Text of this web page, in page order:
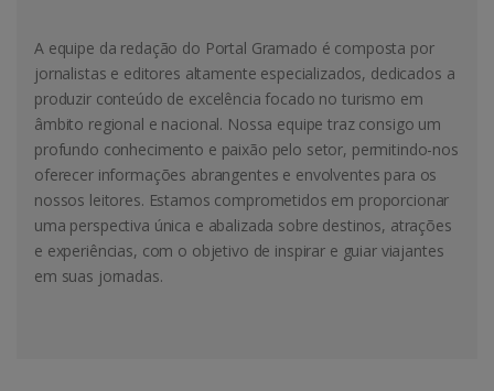
A equipe da redação do Portal Gramado é composta por
jornalistas e editores altamente especializados, dedicados a
produzir conteúdo de excelência focado no turismo em
âmbito regional e nacional. Nossa equipe traz consigo um
profundo conhecimento e paixão pelo setor, permitindo-nos
oferecer informações abrangentes e envolventes para os
nossos leitores. Estamos comprometidos em proporcionar
uma perspectiva única e abalizada sobre destinos, atrações
e experiências, com o objetivo de inspirar e guiar viajantes
em suas jornadas.